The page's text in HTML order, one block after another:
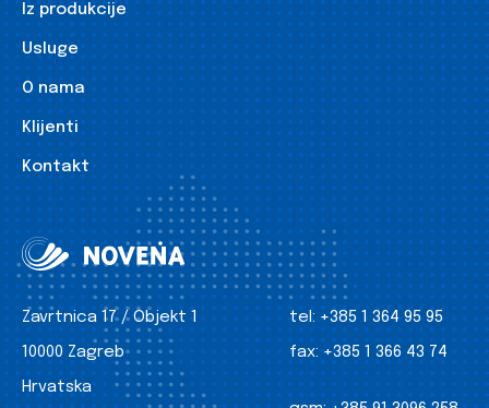
Iz produkcije
Usluge
O nama
Klijenti
Kontakt
Zavrtnica 17 / Objekt 1
10000 Zagreb
Hrvatska
tel: +385 1 364 95 95
fax: +385 1 366 43 74